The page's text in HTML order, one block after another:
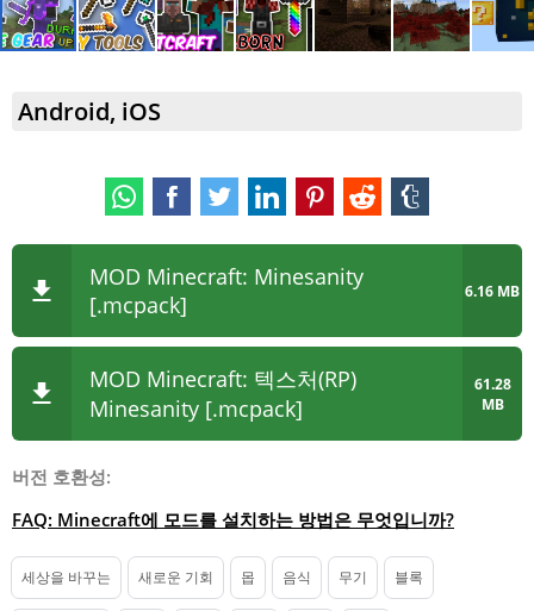
Android, iOS
MOD Minecraft: Minesanity
[.mcpack]
6.16 MB
MOD Minecraft: 텍스처(RP)
Minesanity [.mcpack]
61.28
MB
버전 호환성:
FAQ: Minecraft에 모드를 설치하는 방법은 무엇입니까?
세상을 바꾸는 새로운 기회 몹 음식 무기 블록